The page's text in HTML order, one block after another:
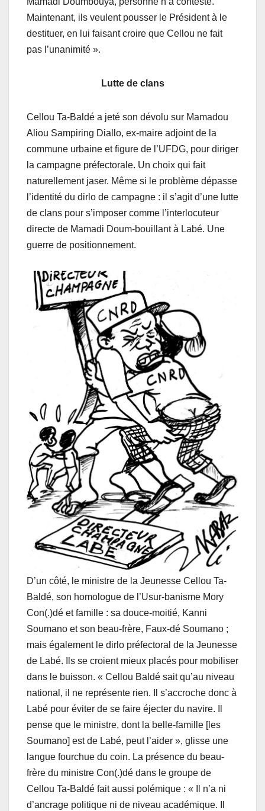
Maintenant, ils veulent pousser le Président à le
destituer, en lui faisant croire que Cellou ne fait
pas l’unanimité ».
Lutte de clans
Cellou Ta-Baldé a jeté son dévolu sur Mamadou
Aliou Sampiring Diallo, ex-maire adjoint de la
commune urbaine et figure de l’UFDG, pour diriger
la campagne préfectorale. Un choix qui fait
naturellement jaser. Même si le problème dépasse
l’identité du dirlo de campagne : il s’agit d’une lutte
de clans pour s’imposer comme l’interlocuteur
directe de Mamadi Doum-bouillant à Labé. Une
guerre de positionnement.
D’un côté, le ministre de la Jeunesse Cellou Ta-
Baldé, son homologue de l’Usur-banisme Mory
Con(.)dé et famille : sa douce-moitié, Kanni
Soumano et son beau-frère, Faux-dé Soumano ;
mais également le dirlo préfectoral de la Jeunesse
de Labé. Ils se croient mieux placés pour mobiliser
dans le buisson. « Cellou Baldé sait qu’au niveau
national, il ne représente rien. Il s’accroche donc à
Labé pour éviter de se faire éjecter du navire. Il
pense que le ministre, dont la belle-famille [les
Soumano] est de Labé, peut l’aider », glisse une
langue fourchue du coin. La présence du beau-
frère du ministre Con(.)dé dans le groupe de
Cellou Ta-Baldé fait aussi polémique : « Il n’a ni
d’ancrage politique ni de niveau académique. Il